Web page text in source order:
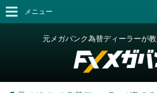
元メガバンク為替ディーラーが
メニュー